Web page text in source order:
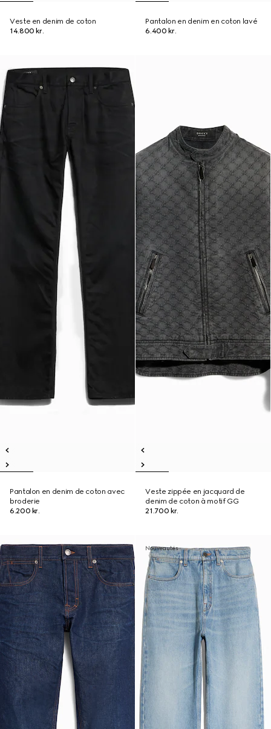
Veste en denim de coton
14.800 kr.
Pantalon en denim en coton lavé
6.400 kr.
Pantalon en denim de coton avec
broderie
6.200 kr.
Veste zippée en jacquard de
denim de coton à motif GG
21.700 kr.
Nouveautés